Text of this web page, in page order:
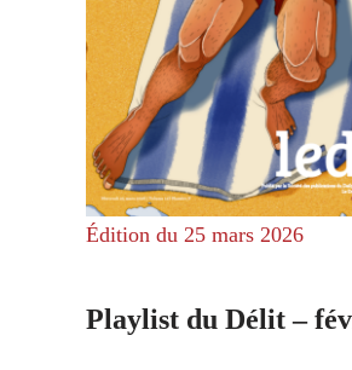
Édition du 25 mars 2026
Playlist du Délit –